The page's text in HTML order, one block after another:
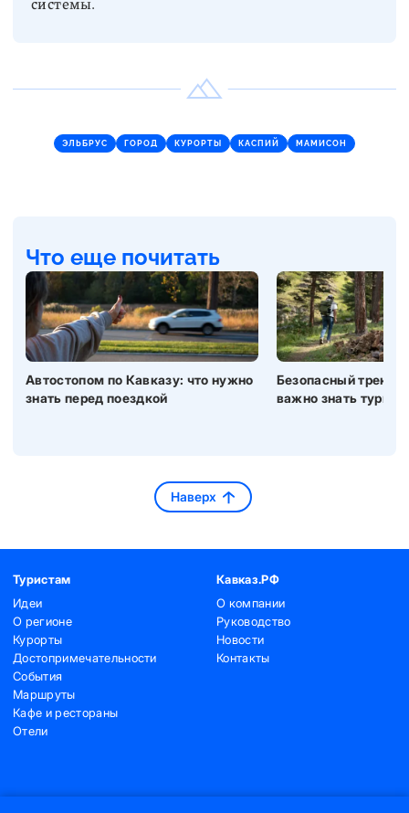
ЭЛЬБРУС ГОРОД КУРОРТЫ КАСПИЙ МАМИСОН
Что еще почитать
Автостопом по Кавказу: что нужно
знать перед поездкой
Безопасный
важно знать
Наверх
Туристам
Идеи
О регионе
Курорты
Достопримечательности
События
Маршруты
Кафе и рестораны
Отели
Кавказ.РФ
О компании
Руководство
Новости
Контакты